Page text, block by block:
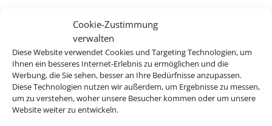
Cookie-Zustimmung
verwalten
Diese Website verwendet Cookies und Targeting Technologien, um
Ihnen ein besseres Internet-Erlebnis zu ermöglichen und die
Werbung, die Sie sehen, besser an Ihre Bedürfnisse anzupassen.
Diese Technologien nutzen wir außerdem, um Ergebnisse zu messen,
um zu verstehen, woher unsere Besucher kommen oder um unsere
Website weiter zu entwickeln.